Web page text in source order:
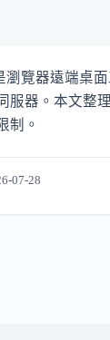
瀏覽器遠端桌
服器。本文整
制。
07-28